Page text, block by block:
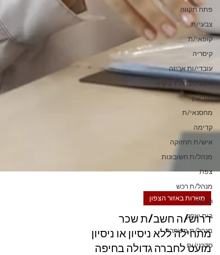
פתח תקווה
צבעי/ת
קופאי/ת
קיסריה
עובדי/ות אריזה
מפעיל/ת חדר בקרה
מודיעין
מחסנאי/ת
קדימה
איש/ת תחזוקה
מנהל/ת חשובונות
צפת
מנהל/ת רכש
רכז/ת
בית יצחק
מנהל/ת משמרת
סדרני/ות